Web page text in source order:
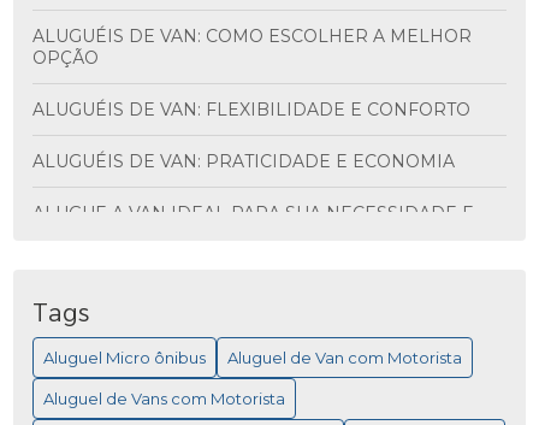
ALUGUÉIS DE VAN: COMO ESCOLHER A MELHOR
OPÇÃO
ALUGUÉIS DE VAN: FLEXIBILIDADE E CONFORTO
ALUGUÉIS DE VAN: PRATICIDADE E ECONOMIA
ALUGUE A VAN IDEAL PARA SUA NECESSIDADE E
PRATICIDADE
ALUGUEL DE MICRO ÔNIBUS PARA EVENTOS
ALUGUEL DE MICRO ÔNIBUS: COMO ESCOLHER A
Tags
Aluguel Micro ônibus Aluguel de Van com Motorista
Aluguel de Vans com Motorista